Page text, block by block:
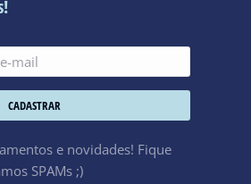
CADASTRAR
e novidades! Fique
SPAMs ;)